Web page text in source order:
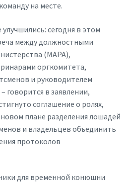
на месте.
сегодня в этом
между должностными
(MAPA),
оргкомитета,
и руководителем
говорится в заявлении,
соглашение о ролях,
плане разделения лошадей
и владельцев объединить
протоколов
для временной конюшни